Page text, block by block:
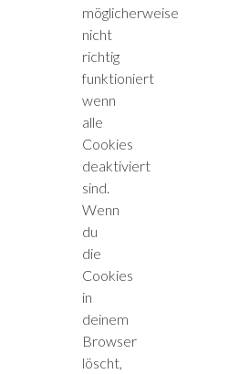
möglicherweise
nicht
richtig
funktioniert
wenn
alle
Cookies
deaktiviert
sind.
Wenn
du
die
Cookies
in
deinem
Browser
löscht,